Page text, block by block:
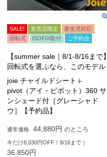
SALE! 直営店限定
新生児対応
回転式
ISOFIX取付 ご予約品
【summer sale｜8/1-8/16まで】
回転式を選ぶなら、このモデル
joie チャイルドシート i-
pivot（アイ・ピボット）360 サ
ンシェード付［グレーシャド
ウ］【予約品】
通常価格 44,880 のところ
今だけ8,030円OFF！8/16まで｜
36,850